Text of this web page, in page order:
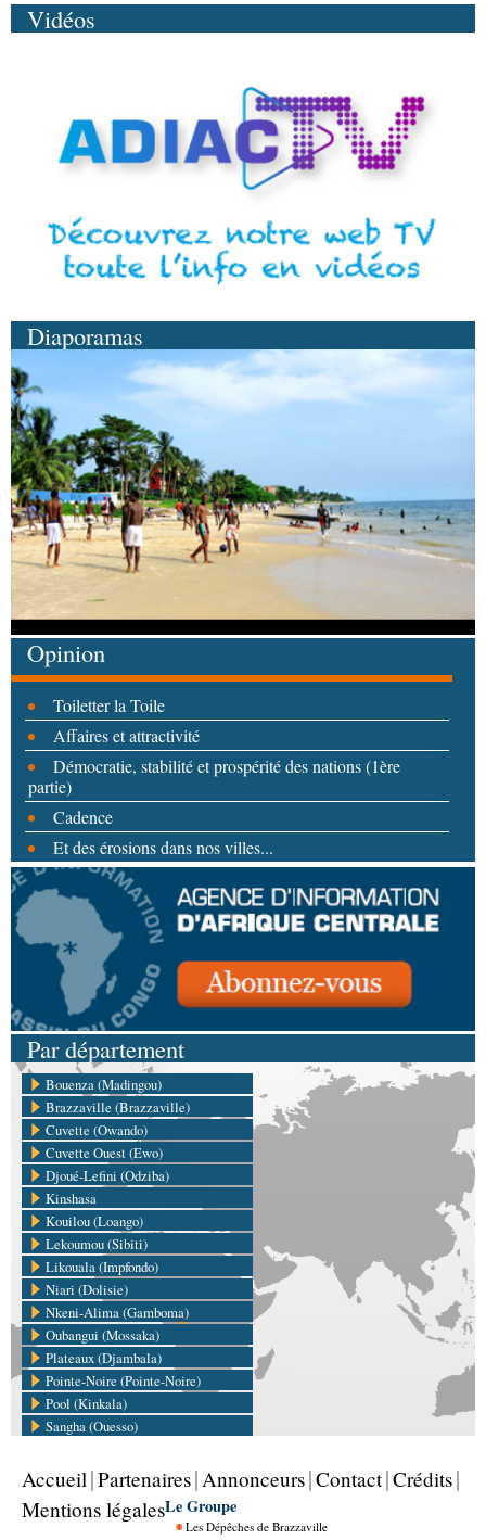
Vidéos
Diaporamas
Opinion
Toiletter la Toile
Affaires et attractivité
Démocratie, stabilité et prospérité des nations (1ère
partie)
Cadence
Et des érosions dans nos villes...
Par département
Bouenza (Madingou)
Brazzaville (Brazzaville)
Cuvette (Owando)
Cuvette Ouest (Ewo)
Djoué-Lefini (Odziba)
Kinshasa
Kouilou (Loango)
Lekoumou (Sibiti)
Likouala (Impfondo)
Niari (Dolisie)
Nkeni-Alima (Gamboma)
Oubangui (Mossaka)
Plateaux (Djambala)
Pointe-Noire (Pointe-Noire)
Pool (Kinkala)
Sangha (Ouesso)
Accueil Partenaires Annonceurs Contact Crédits
Mentions légalesLe Groupe
Les Dépêches de Brazzaville